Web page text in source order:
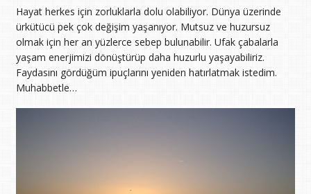
Hayat herkes için zorluklarla dolu olabiliyor. Dünya üzerinde
ürkütücü pek çok değişim yaşanıyor. Mutsuz ve huzursuz
olmak için her an yüzlerce sebep bulunabilir. Ufak çabalarla
yaşam enerjimizi dönüştürüp daha huzurlu yaşayabiliriz.
Faydasını gördüğüm ipuçlarını yeniden hatırlatmak istedim.
Muhabbetle…